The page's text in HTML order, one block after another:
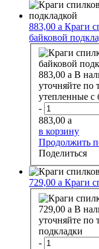
883,00 a Краги
байковой
883,00 a В
уточняйте по
утепленные с
-
883,00 a
в корзину
Продолжить
Поделиться
729,00 a Краги
729,00 a В
уточняйте по
подкладки
-